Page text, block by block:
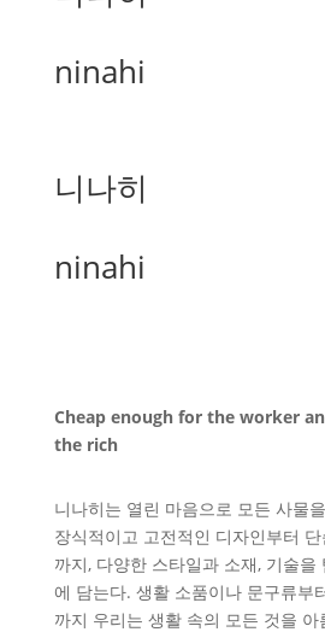
ninahi
니나히
ninahi
Cheap enough for the worker
the rich
니나히는 열린 마음으로 모든 사물
장식적이고 고전적인 디자인부터
까지, 다양한 스타일과 소재, 기술을
에 담는다. 생활 소품이나 문구류부
까지 우리는 생활 속의 모든 것을